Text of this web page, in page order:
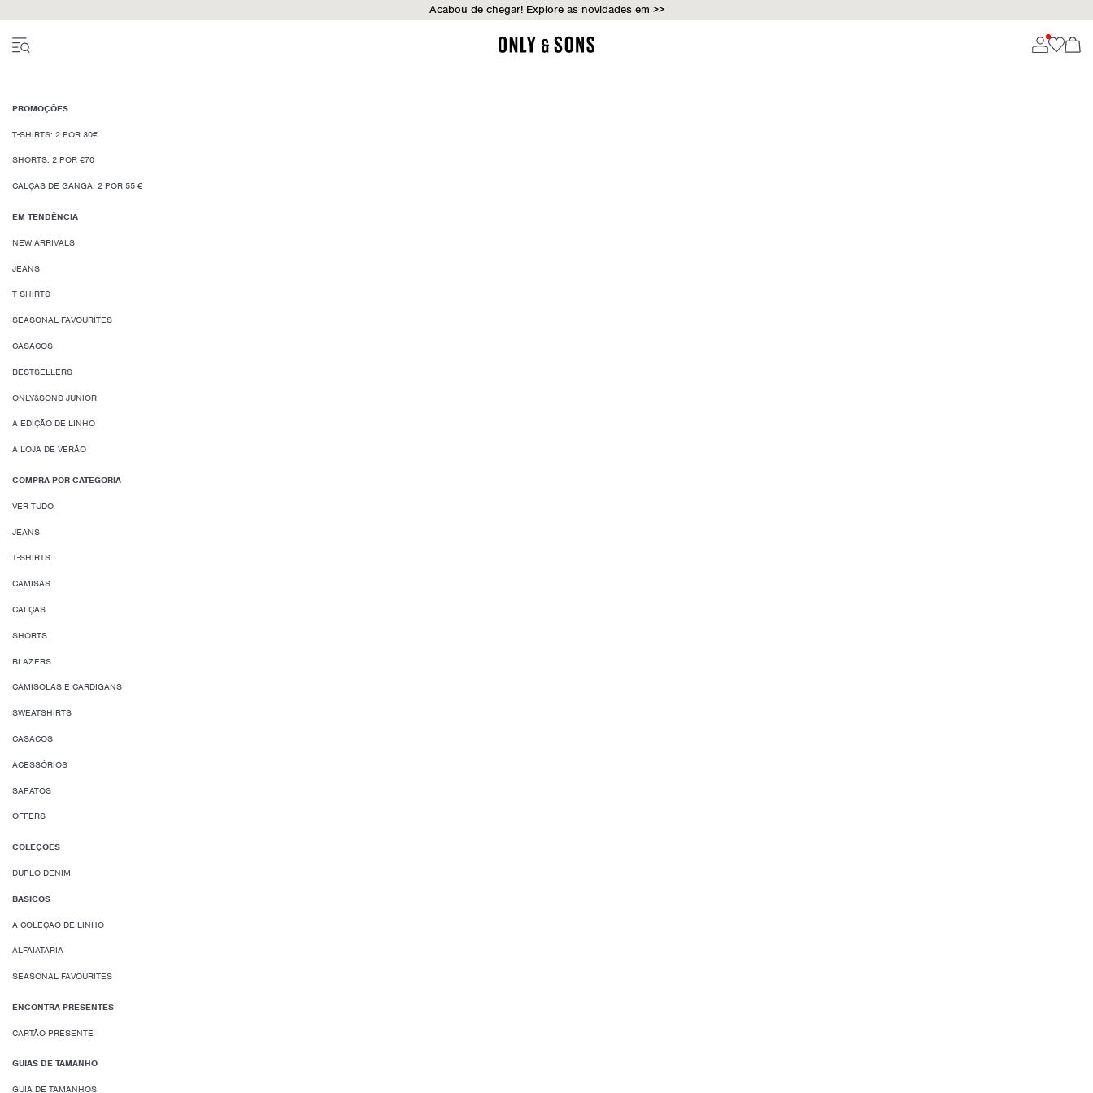
Acabou de chegar! Explore as novidades em >>
PROMOÇÕES
T-SHIRTS: 2 POR 30€
SHORTS: 2 POR €70
CALÇAS DE GANGA: 2 POR 55 €
EM TENDÊNCIA
NEW ARRIVALS
JEANS
T-SHIRTS
SEASONAL FAVOURITES
CASACOS
BESTSELLERS
ONLY&SONS JUNIOR
A EDIÇÃO DE LINHO
A LOJA DE VERÃO
COMPRA POR CATEGORIA
VER TUDO
JEANS
T-SHIRTS
CAMISAS
CALÇAS
SHORTS
BLAZERS
CAMISOLAS E CARDIGANS
SWEATSHIRTS
CASACOS
ACESSÓRIOS
SAPATOS
OFFERS
COLEÇÕES
DUPLO DENIM
BÁSICOS
A COLEÇÃO DE LINHO
ALFAIATARIA
SEASONAL FAVOURITES
ENCONTRA PRESENTES
CARTÃO PRESENTE
GUIAS DE TAMANHO
GUIA DE TAMANHOS